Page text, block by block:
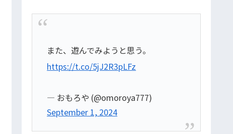
また、遊んでみようと思う。
https://t.co/5jJ2R3pLFz
— おもろや (@omoroya777)
September 1, 2024